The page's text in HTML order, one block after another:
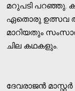
മറുപടി പറഞ്ഞു.
ഏതൊരു ഉത്സവ
മാറിയതും
ചില കഥകളും.
ദേവരാജന്‍ മാസ്റ്റര്‍